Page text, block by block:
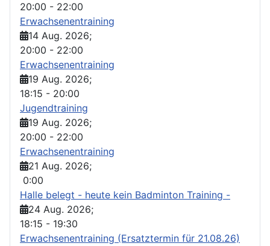
20:00 - 22:00
Erwachsenentraining
14 Aug. 2026;
20:00 - 22:00
Erwachsenentraining
19 Aug. 2026;
18:15 - 20:00
Jugendtraining
19 Aug. 2026;
20:00 - 22:00
Erwachsenentraining
21 Aug. 2026;
0:00
Halle belegt - heute kein Badminton Training -
24 Aug. 2026;
18:15 - 19:30
Erwachsenentraining (Ersatztermin für 21.08.26)